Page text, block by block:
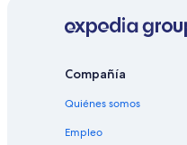
Compañía
Quiénes somos
Empleo